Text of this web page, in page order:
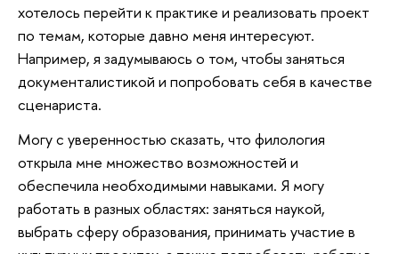
хотелось перейти к практике и реализовать проект
по темам, которые давно меня интересуют.
Например, я задумываюсь о том, чтобы заняться
документалистикой и попробовать себя в качестве
сценариста.
Могу с уверенностью сказать, что филология
открыла мне множество возможностей и
обеспечила необходимыми навыками. Я могу
работать в разных областях: заняться наукой,
выбрать сферу образования, принимать участие в